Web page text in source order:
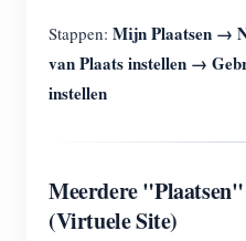
Stappen: Mijn Plaatsen →
van Plaats instellen →
instellen
Meerdere
(Virtuele Site)